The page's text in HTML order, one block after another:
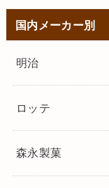
国内メーカー別
明治
ロッテ
森永製菓